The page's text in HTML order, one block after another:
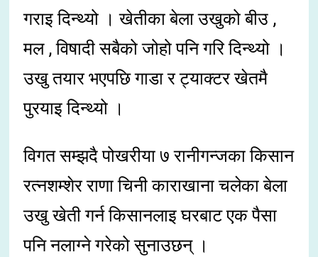
गराइ दिन्थ्यो । खेतीका बेला उखुको बीउ ,
मल , विषादी सबैको जोहो पनि गरि दिन्थ्यो ।
उखु तयार भएपछि गाडा र ट्याक्टर खेतमै
पुरयाइ दिन्थ्यो ।
विगत सम्झदै पोखरीया ७ रानीगन्जका किसान
रत्नशम्शेर राणा चिनी काराखाना चलेका बेला
उखु खेती गर्न किसानलाइ घरबाट एक पैसा
पनि नलाग्ने गरेको सुनाउछन् ।